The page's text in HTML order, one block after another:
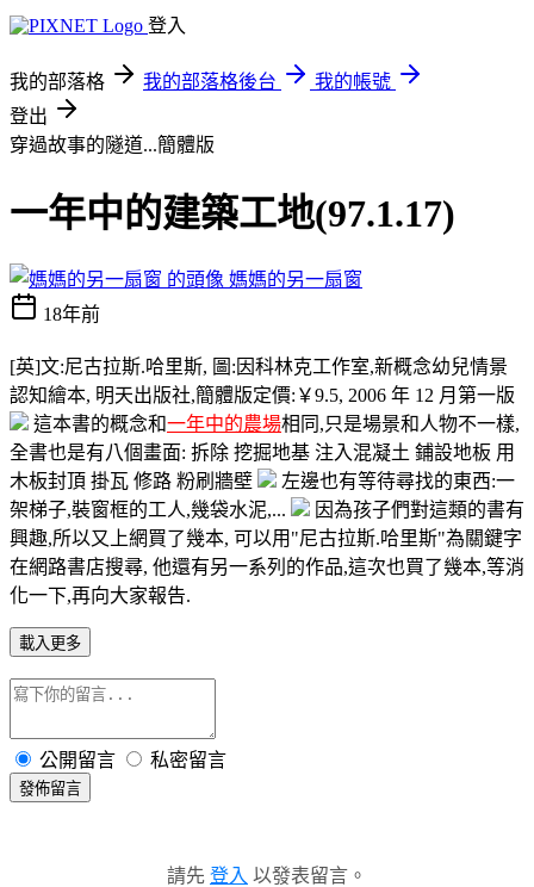
登入
我的部落格 我的部落格後台
我的帳號
登出
穿過故事的隧道...簡體版
一年中的建築工地(97.1.17)
媽媽的另一扇窗
18年前
[英]文:尼古拉斯.哈里斯, 圖:因科林克工作室,新概念幼兒情景
認知繪本, 明天出版社,簡體版定價:￥9.5, 2006 年 12 月第一版
這本書的概念和一年中的農場相同,只是場景和人物不一樣,
全書也是有八個畫面: 拆除 挖掘地基 注入混凝土 鋪設地板 用
木板封頂 掛瓦 修路 粉刷牆壁
左邊也有等待尋找的東西:一
架梯子,裝窗框的工人,幾袋水泥,...
因為孩子們對這類的書有
興趣,所以又上網買了幾本, 可以用"尼古拉斯.哈里斯"為關鍵字
在網路書店搜尋, 他還有另一系列的作品,這次也買了幾本,等消
化一下,再向大家報告.
載入更多
公開留言 私密留言
發佈留言
請先 登入 以發表留言。